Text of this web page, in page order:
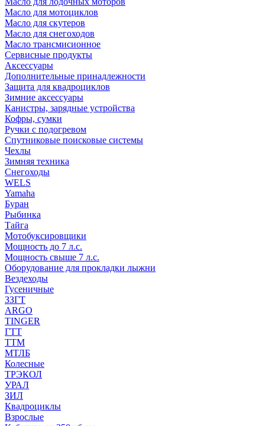
Масло для мотоциклов
Масло для скутеров
Масло для снегоходов
Масло трансмисионное
Сервисные продукты
Аксессуары
Дополнительные принадлежности
Защита для квадроциклов
Зимние аксессуары
Канистры, зарядные устройства
Кофры, сумки
Ручки с подогревом
Спутниковые поисковые системы
Чехлы
Зимняя техника
Снегоходы
WELS
Yamaha
Буран
Рыбинка
Тайга
Мотобуксировщики
Мощность до 7 л.с.
Мощность свыше 7 л.с.
Оборудование для прокладки лыжни
Вездеходы
Гусеничные
ЗЗГТ
ARGO
TINGER
ГТТ
ТТМ
МТЛБ
Колесные
ТРЭКОЛ
УРАЛ
ЗИЛ
Квадроциклы
Взрослые